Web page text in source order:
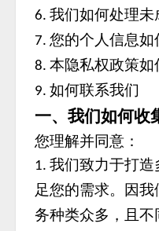
6.我们如何处理
7.您的个人信息
8.本隐私权政策如
9.如何联系我们
一、我们如何收
您理解并同意：
1.我们致力于打
足您的需求。因
务种类众多，且